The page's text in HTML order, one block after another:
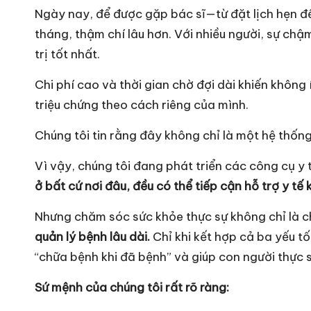
Ngày nay, để được gặp bác sĩ—từ đặt lịch hẹn
tháng, thậm chí lâu hơn. Với nhiều người, sự
trị tốt nhất.
Chi phí cao và thời gian chờ đợi dài khiến
triệu chứng theo cách riêng của mình.
Chúng tôi tin rằng đây không chỉ là một hệ
Vì vậy, chúng tôi đang phát triển các công cụ y
ở bất cứ nơi đâu, đều có thể tiếp cận hỗ trợ y tế
Nhưng chăm sóc sức khỏe thực sự không chỉ là
quản lý bệnh lâu dài. Chỉ khi kết hợp cả ba yếu
“chữa bệnh khi đã bệnh” và giúp con người thực
Sứ mệnh của chúng tôi rất rõ ràng: